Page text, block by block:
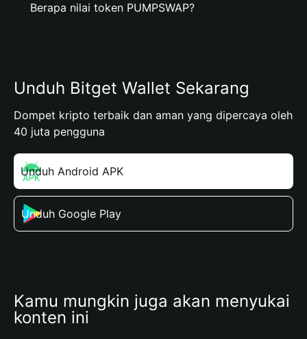
Berapa nilai token PUMPSWAP?
Unduh Bitget Wallet Sekarang
Dompet kripto terbaik dan aman yang dipercaya oleh
40 juta pengguna
Unduh Android APK
Unduh Google Play
Kamu mungkin juga akan menyukai
konten ini